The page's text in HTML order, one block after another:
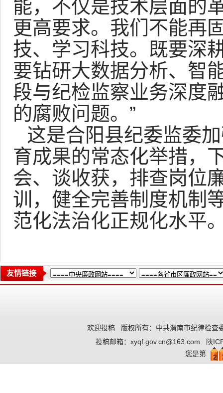
能，不仅是技术层面的
更高要求。我们不能再
技、学习科技。既要深
要钻研大数据分析、智
段与纪检监察业务深度
的腐败问题。”
这是合阳县纪委监委
育成果的常态化举措，
会、谈收获，排查岗位
训，健全完善制度机制
范化法治化正规化水平
友情链接
欢迎投稿 版权所有：中共渭南市纪律检查
投稿邮箱： xyqf.gov.cn@163.com
陕
您是第